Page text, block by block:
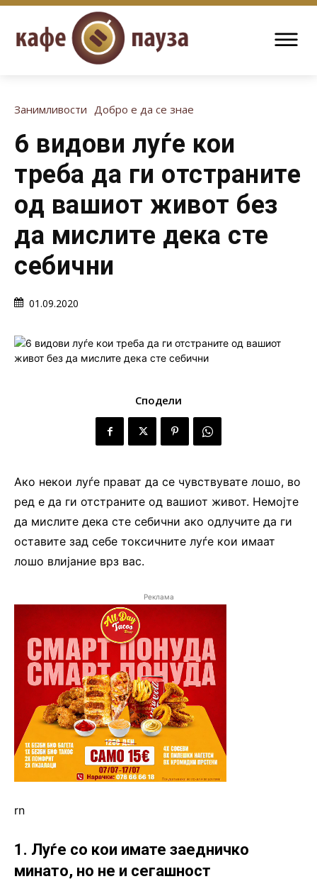
Занимливости Добро е да се знае
6 видови луѓе кои
треба да ги отстраните
од вашиот живот без
да мислите дека сте
себични
01.09.2020
Сподели
Ако некои луѓе прават да се чувствувате лошо, во
ред е да ги отстраните од вашиот живот. Немојте
да мислите дека сте себични ако одлучите да ги
оставите зад себе токсичните луѓе кои имаат
лошо влијание врз вас.
Реклама
rn
1. Луѓе со кои имате заедничко
минато, но не и сегашност